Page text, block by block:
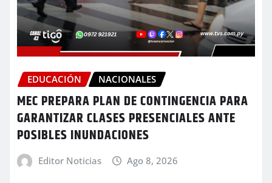
EDUCACIÓN NACIONALES
MEC PREPARA PLAN DE CONTINGENCIA PARA
GARANTIZAR CLASES PRESENCIALES ANTE
POSIBLES INUNDACIONES
Editor Noticias Ago 8, 2026